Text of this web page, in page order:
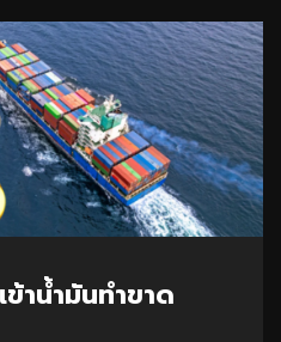
าน้ำมันทำขาด